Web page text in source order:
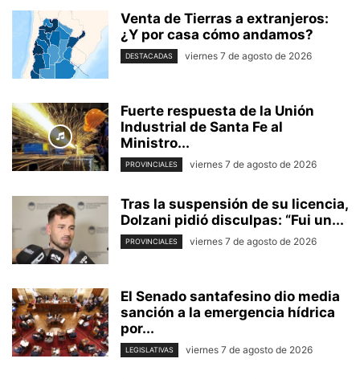
Venta de Tierras a extranjeros:
¿Y por casa cómo andamos?
DESTACADAS viernes 7 de agosto de 2026
Fuerte respuesta de la Unión
Industrial de Santa Fe al
Ministro...
PROVINCIALES viernes 7 de agosto de 2026
Tras la suspensión de su licencia,
Dolzani pidió disculpas: “Fui un...
PROVINCIALES viernes 7 de agosto de 2026
El Senado santafesino dio media
sanción a la emergencia hídrica
por...
LEGISLATIVAS viernes 7 de agosto de 2026